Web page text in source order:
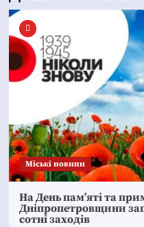
Mіські новини
На День пам’яті та
Дніпропетровщини
сотні заходів